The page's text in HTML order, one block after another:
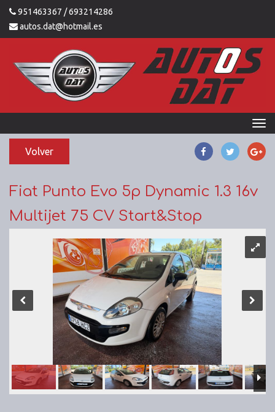
951463367 / 693214286
autos.dat@hotmail.es
Volver
Fiat Punto Evo 5p Dynamic 1.3 16v
Multijet 75 CV Start&Stop